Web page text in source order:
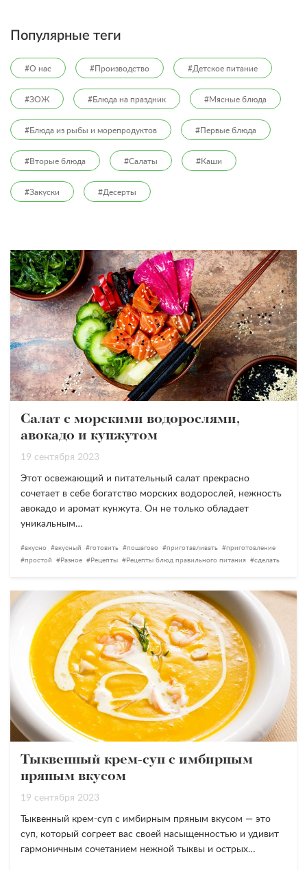
Популярные теги
#О нас #Производство #Детское питание
#ЗОЖ #Блюда на праздник #Мясные блюда
#Блюда из рыбы и морепродуктов #Первые блюда
#Вторые блюда #Салаты #Каши
#Закуски #Десерты
Салат с морскими водорослями,
авокадо и кунжутом
19 сентября 2023
Этот освежающий и питательный салат прекрасно
сочетает в себе богатство морских водорослей, нежность
авокадо и аромат кунжута. Он не только обладает
уникальным…
вкусно вкусный готовить пошагово приготавливать
приготовление
простой
Разное Рецепты Рецепты блюд правильного питания сделать
Тыквенный крем-суп с имбирным
пряным вкусом
19 сентября 2023
Тыквенный крем-суп с имбирным пряным вкусом — это
суп, который согреет вас своей насыщенностью и удивит
гармоничным сочетанием нежной тыквы и острых…